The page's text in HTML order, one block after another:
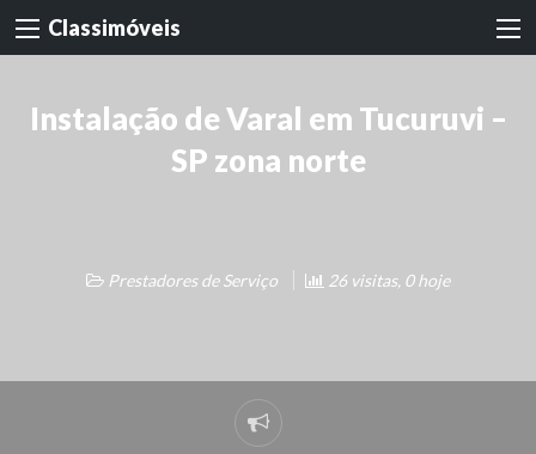
Classimóveis
Instalação de Varal em Tucuruvi –
SP zona norte
Prestadores de Serviço 26 visitas, 0 hoje
Denunciar